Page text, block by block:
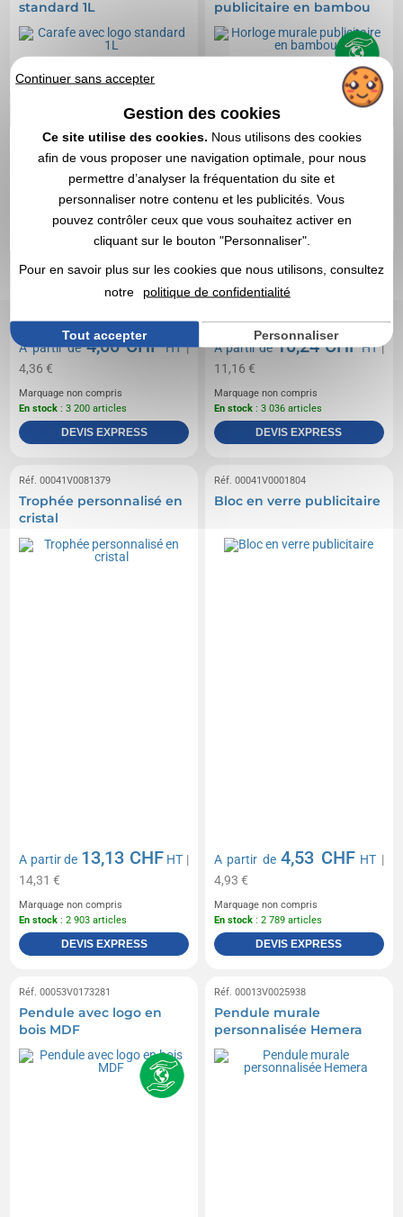
standard 1L
A partir de4,00 CHFHT|
4,36 €
Marquage non compris
En stock : 3 200 articles
DEVIS EXPRESS
publicitaire en bambou
A partir de10,24 CHFHT|
11,16 €
Marquage non compris
En stock : 3 036 articles
DEVIS EXPRESS
Réf. 00041V0081379
Trophée personnalisé en
cristal
A partir de 13,13 CHF HT |
14,31 €
Marquage non compris
En stock : 2 903 articles
DEVIS EXPRESS
Réf. 00041V0001804
Bloc en verre publicitaire
A partir de4,53 CHF HT |
4,93 €
Marquage non compris
En stock : 2 789 articles
DEVIS EXPRESS
Réf. 00053V0173281
Pendule avec logo en
bois MDF
Réf. 00013V0025938
Pendule murale
personnalisée Hemera
Continuer sans accepter
Gestion des cookies
Ce site utilise des cookies. Nous utilisons des cookies
afin de vous proposer une navigation optimale, pour nous
permettre d’analyser la fréquentation du site et
personnaliser notre contenu et les publicités. Vous
pouvez contrôler ceux que vous souhaitez activer en
cliquant sur le bouton "Personnaliser".
Pour en savoir plus sur les cookies que nous utilisons, consultez
notre
politique de confidentialité
Tout accepter Personnaliser